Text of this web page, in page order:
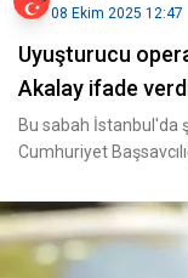
08 Ekim 2025 12:47
Uyuşturucu
Akalay ifade
Bu sabah İstanbul'da
Cumhuriyet